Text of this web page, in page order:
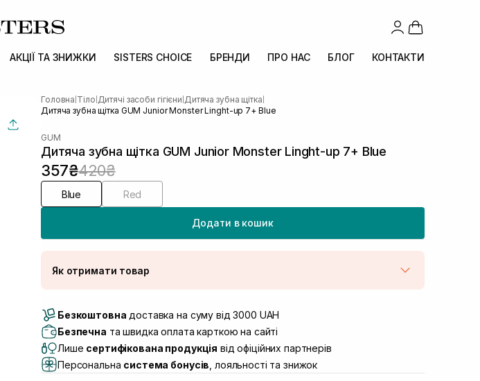
АКЦІЇ ТА ЗНИЖКИ SISTERS CHOICE БРЕНДИ ПРО НАС БЛОГ КОНТАКТИ
Головна Тіло Дитячі засоби гігієни Дитяча зубна щітка
Дитяча зубна щітка GUM Junior Monster Linght-up 7+ Blue
GUM
Дитяча зубна щітка GUM Junior Monster Linght-up 7+ Blue
357₴420₴
Blue Red
Додати в кошик
Як отримати товар
Самовивіз м. Луцьк, вул. Винниченка 4
Самовивіз м. Львів, вул. Академіка Підстригача, 1В
(Duck’s Lake)
Самовивіз м. Львів, вул. Івана Франка 36
Самовивіз м. Львів, вул. Степана Бандери 45 В наявності
Безкоштовна доставка на суму від 3000 UAH
Безпечна та швидка оплата карткою на сайті
Лише сертифікована продукція від офіційних партнерів
Персональна система бонусів , лояльності та знижок